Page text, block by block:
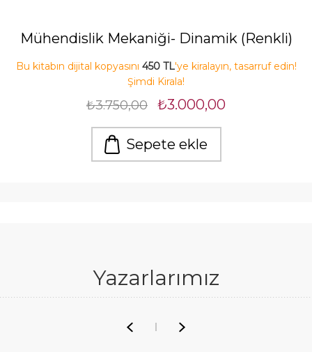
Mühendislik Mekaniği- Dinamik (Renkli)
Bu kitabın dijital kopyasını 450 TL'ye kiralayın, tasarruf edin!
Şimdi Kirala!
₺3.750,00 ₺3.000,00
Sepete ekle
Yazarlarımız